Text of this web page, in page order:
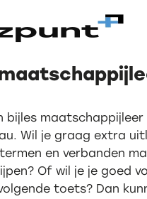
bijles
Wil je graag extra
en verbanden
Of wil je je goed
toets? Dan